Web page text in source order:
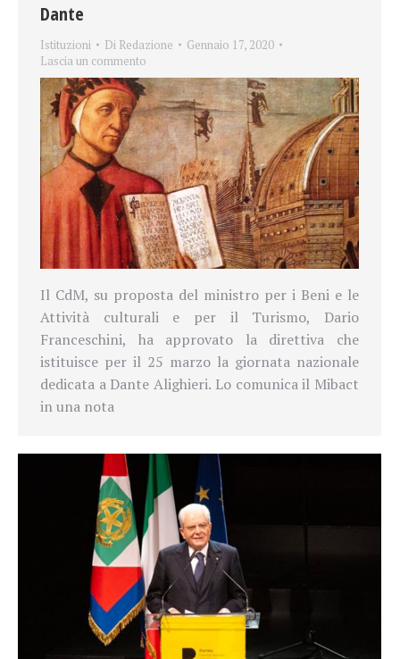
Dante
Istituzioni Di Redazione
Gennaio 17, 2020
Lascia un commento
Il CdM, su proposta del ministro per i Beni e le
Attività culturali e per il Turismo, Dario
Franceschini, ha approvato la direttiva che
istituisce per il 25 marzo la giornata nazionale
dedicata a Dante Alighieri. Lo comunica il Mibact
in una nota